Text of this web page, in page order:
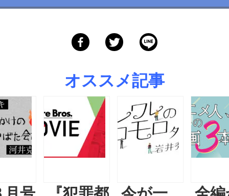
オススメ記事